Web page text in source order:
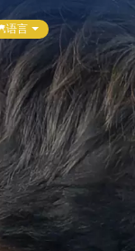
语言